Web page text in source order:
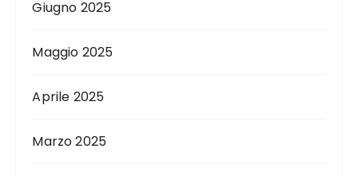
Giugno 2025
Maggio 2025
Aprile 2025
Marzo 2025